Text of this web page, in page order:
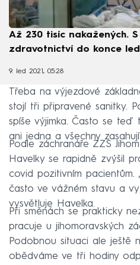
Až 230 tisíc nakažených.
zdravotnictví do konce
9. led 2021, 05:28
Třeba na výjezdové
stojí tři připravené sanitky.
spíše výjimka. Často se
ani jedna a všechny
Podle záchranáře ZZS
Havelky se rapidně zvýšil
covid pozitivním pacientům.
často ve vážném stavu a
vysvětluje Havelka.
Při směnách se prakticky
pracuje u jihomoravských
Podobnou situaci ale ještě
obědváme ve tři hodiny